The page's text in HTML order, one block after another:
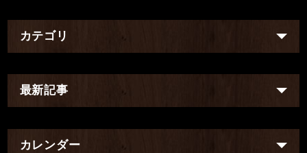
カテゴリ
最新記事
カレンダー